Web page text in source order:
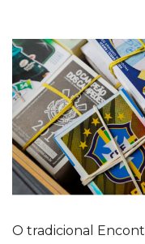
O tradicional